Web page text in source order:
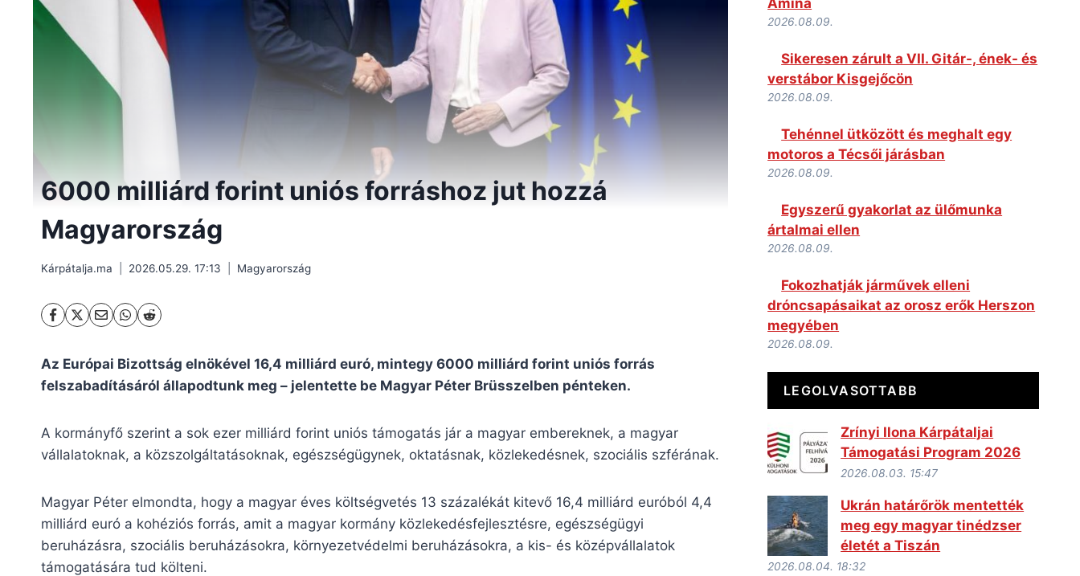
6000 milliárd forint uniós forráshoz jut hozzá
Magyarország
Kárpátalja.ma 2026.05.29. 17:13 Magyarország
Az Európai Bizottság elnökével 16,4 milliárd euró, mintegy 6000 milliárd forint uniós forrás
felszabadításáról állapodtunk meg – jelentette be Magyar Péter Brüsszelben pénteken.
A kormányfő szerint a sok ezer milliárd forint uniós támogatás jár a magyar embereknek, a magyar
vállalatoknak, a közszolgáltatásoknak, egészségügynek, oktatásnak, közlekedésnek, szociális szférának.
Magyar Péter elmondta, hogy a magyar éves költségvetés 13 százalékát kitevő 16,4 milliárd euróból 4,4
milliárd euró a kohéziós forrás, amit a magyar kormány közlekedésfejlesztésre, egészségügyi
beruházásra, szociális beruházásokra, környezetvédelmi beruházásokra, a kis- és középvállalatok
támogatására tud költeni.
2026.08.09.
Sikeresen zárult a VII. Gitár-, ének- és
verstábor Kisgejőcön
2026.08.09.
Tehénnel ütközött és meghalt egy
motoros a Técsői járásban
2026.08.09.
Egyszerű gyakorlat az ülőmunka
ártalmai ellen
2026.08.09.
Fokozhatják járművek elleni
dróncsapásaikat az orosz erők Herszon
megyében
2026.08.09.
LEGOLVASOTTABB
Zrínyi Ilona Kárpátaljai
Támogatási Program 2026
2026.08.03. 15:47
Ukrán határőrök mentették
meg egy magyar tinédzser
életét a Tiszán
2026.08.04. 18:32